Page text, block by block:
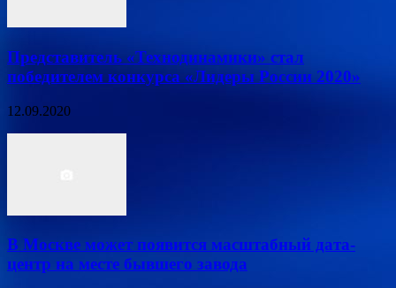
Представитель «Технодинамики» стал
победителем конкурса «Лидеры России 2020»
12.09.2020
В Москве может появится масштабный дата-
центр на месте бывшего завода